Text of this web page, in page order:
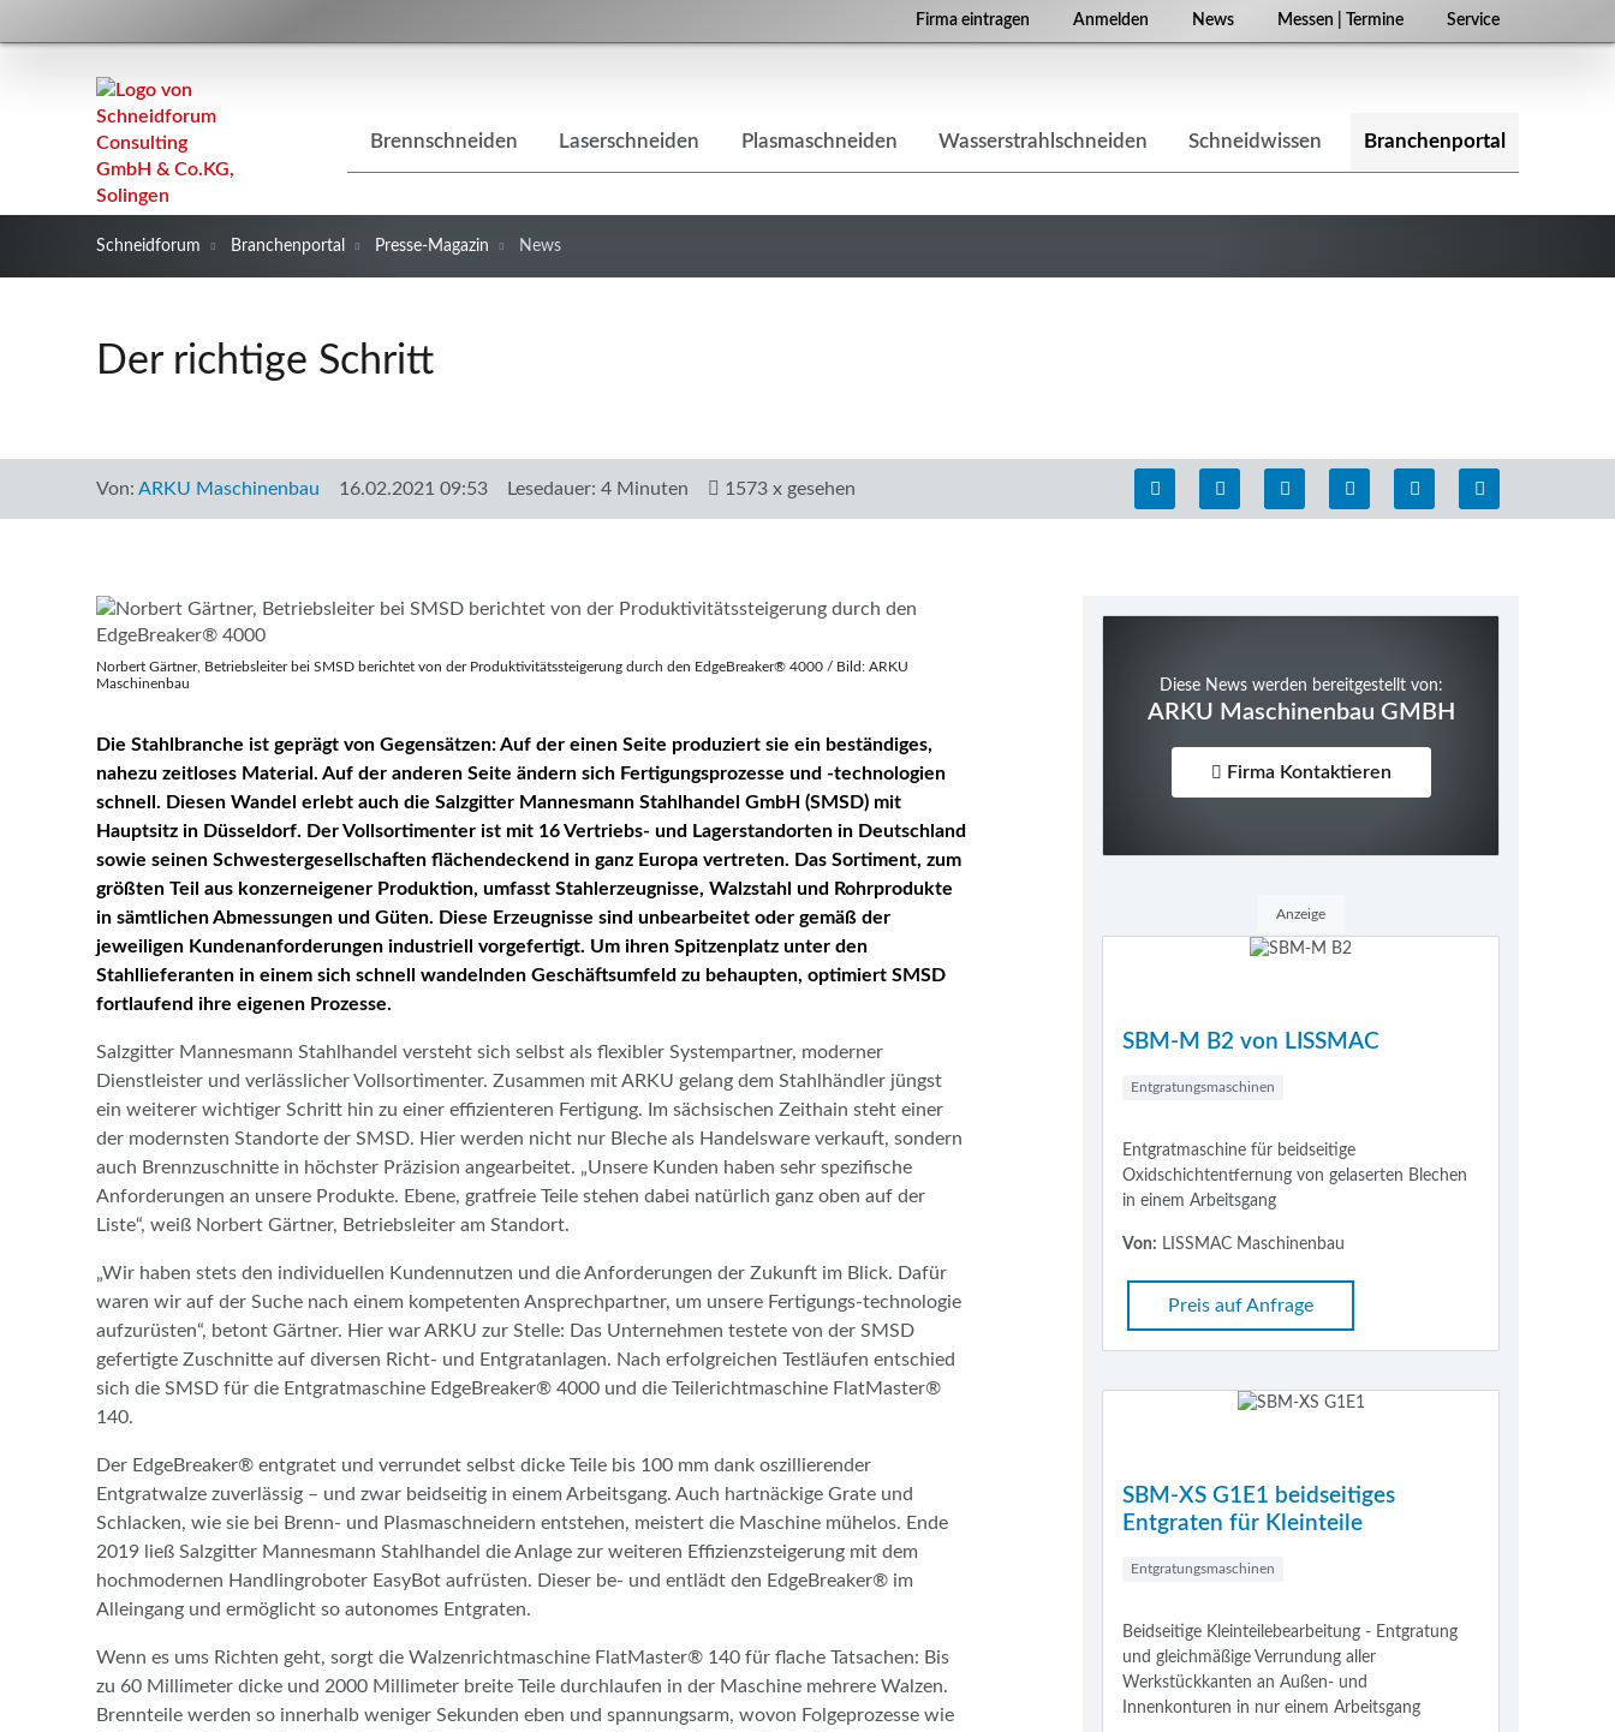
Firma eintragen Anmelden News Messen | Termine Service
überspringen
Brennschneiden Laserschneiden Plasmaschneiden Wasserstrahlschneiden Schneidwissen Branchenportal
Schneidforum Branchenportal Presse-Magazin News
Der richtige Schritt
Von: ARKU Maschinenbau 16.02.2021 09:53 Lesedauer: 4 Minuten 1573 x gesehen
Norbert Gärtner, Betriebsleiter bei SMSD berichtet von der Produktivitätssteigerung durch den EdgeBreaker® 4000 / Bild: ARKU
Maschinenbau
Die Stahlbranche ist geprägt von Gegensätzen: Auf der einen Seite produziert sie ein beständiges,
nahezu zeitloses Material. Auf der anderen Seite ändern sich Fertigungsprozesse und -technologien
schnell. Diesen Wandel erlebt auch die Salzgitter Mannesmann Stahlhandel GmbH (SMSD) mit
Hauptsitz in Düsseldorf. Der Vollsortimenter ist mit 16 Vertriebs- und Lagerstandorten in Deutschland
sowie seinen Schwestergesellschaften flächendeckend in ganz Europa vertreten. Das Sortiment, zum
größten Teil aus konzerneigener Produktion, umfasst Stahlerzeugnisse, Walzstahl und Rohrprodukte
in sämtlichen Abmessungen und Güten. Diese Erzeugnisse sind unbearbeitet oder gemäß der
jeweiligen Kundenanforderungen industriell vorgefertigt. Um ihren Spitzenplatz unter den
Stahllieferanten in einem sich schnell wandelnden Geschäftsumfeld zu behaupten, optimiert SMSD
fortlaufend ihre eigenen Prozesse.
Salzgitter Mannesmann Stahlhandel versteht sich selbst als flexibler Systempartner, moderner
Dienstleister und verlässlicher Vollsortimenter. Zusammen mit ARKU gelang dem Stahlhändler jüngst
ein weiterer wichtiger Schritt hin zu einer effizienteren Fertigung. Im sächsischen Zeithain steht einer
der modernsten Standorte der SMSD. Hier werden nicht nur Bleche als Handelsware verkauft, sondern
auch Brennzuschnitte in höchster Präzision angearbeitet. „Unsere Kunden haben sehr spezifische
Anforderungen an unsere Produkte. Ebene, gratfreie Teile stehen dabei natürlich ganz oben auf der
Liste“, weiß Norbert Gärtner, Betriebsleiter am Standort.
„Wir haben stets den individuellen Kundennutzen und die Anforderungen der Zukunft im Blick. Dafür
waren wir auf der Suche nach einem kompetenten Ansprechpartner, um unsere Fertigungs-technologie
aufzurüsten“, betont Gärtner. Hier war ARKU zur Stelle: Das Unternehmen testete von der SMSD
gefertigte Zuschnitte auf diversen Richt- und Entgratanlagen. Nach erfolgreichen Testläufen entschied
sich die SMSD für die Entgratmaschine EdgeBreaker® 4000 und die Teilerichtmaschine FlatMaster®
140.
Der EdgeBreaker® entgratet und verrundet selbst dicke Teile bis 100 mm dank oszillierender
Entgratwalze zuverlässig – und zwar beidseitig in einem Arbeitsgang. Auch hartnäckige Grate und
Schlacken, wie sie bei Brenn- und Plasmaschneidern entstehen, meistert die Maschine mühelos. Ende
2019 ließ Salzgitter Mannesmann Stahlhandel die Anlage zur weiteren Effizienzsteigerung mit dem
hochmodernen Handlingroboter EasyBot aufrüsten. Dieser be- und entlädt den EdgeBreaker® im
Alleingang und ermöglicht so autonomes Entgraten.
Wenn es ums Richten geht, sorgt die Walzenrichtmaschine FlatMaster® 140 für flache Tatsachen: Bis
zu 60 Millimeter dicke und 2000 Millimeter breite Teile durchlaufen in der Maschine mehrere Walzen.
Brennteile werden so innerhalb weniger Sekunden eben und spannungsarm, wovon Folgeprozesse wie
Diese News werden bereitgestellt von:
ARKU Maschinenbau GMBH
Firma Kontaktieren
Anzeige
SBM-M B2 von LISSMAC
Entgratungsmaschinen
Entgratmaschine für beidseitige
Oxidschichtentfernung von gelaserten Blechen
in einem Arbeitsgang
Von: LISSMAC Maschinenbau
Preis auf Anfrage
SBM-XS G1E1 beidseitiges
Entgraten für Kleinteile
Entgratungsmaschinen
Beidseitige Kleinteilebearbeitung - Entgratung
und gleichmäßige Verrundung aller
Werkstückkanten an Außen- und
Innenkonturen in nur einem Arbeitsgang